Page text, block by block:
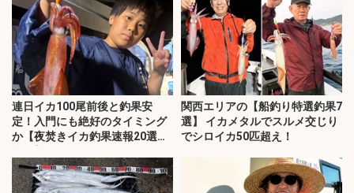
連日イカ100尾前後と釣果安
定！入門にも絶好のタイミング
か【夜焚きイカ釣果速報20選・
関西エリアの【船釣り特選釣果7
選】 イカメタルでスルメ交じり
でシロイカ50匹超え！